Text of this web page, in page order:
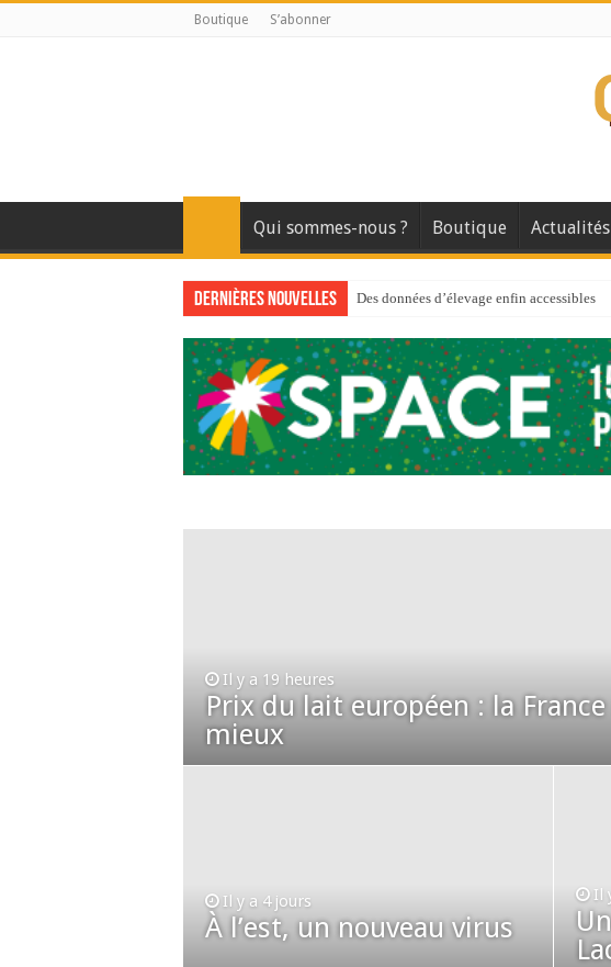
Boutique S’abonner
Qui sommes-nous ? Boutique Actualités
Dernières nouvelles Des données d’élevage enfin accessibles
Au sommaire du premier numéro de 2025
Au sommaire de GTM 110
Aidez-nous à améliorer la santé de vos
Au sommaire de GTM 91
Il y a 19 heures
Prix du lait européen : la
mieux
Il y a 4 jours
À l’est, un nouveau virus
Il